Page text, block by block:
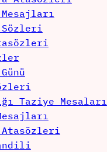
Taziye Mesaları